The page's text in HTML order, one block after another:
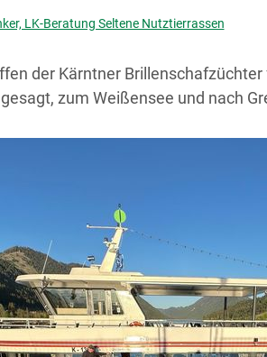
, LK-Beratung Seltene Nutztierrassen
der Kärntner
zum Weißensee und nach